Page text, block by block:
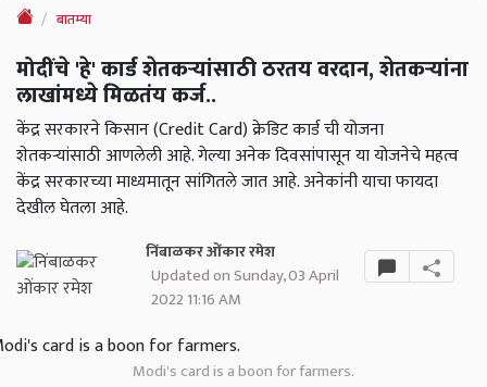
बातम्या
मोदींचे 'हे' कार्ड शेतकऱ्यांसाठी ठरतय वरदान, शेतकऱ्यांना
लाखांमध्ये मिळतंय कर्ज..
केंद्र सरकारने किसान (Credit Card) क्रेडिट कार्ड ची योजना
शेतकऱ्यांसाठी आणलेली आहे. गेल्या अनेक दिवसांपासून या योजनेचे महत्व
केंद्र सरकारच्या माध्यमातून सांगितले जात आहे. अनेकांनी याचा फायदा
देखील घेतला आहे.
निंबाळकर ओंकार रमेश
Updated on Sunday, 03 April
2022 11:16 AM
Modi's card is a boon for farmers.